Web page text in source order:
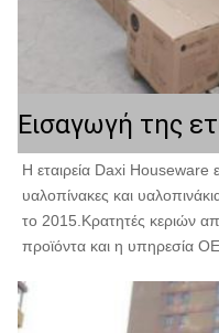
Εισαγωγή της
Η εταιρεία Daxi Houseware
υαλοπίνακες και
το 2015.Κρατητές κεριών
προϊόντα και η υπηρεσία